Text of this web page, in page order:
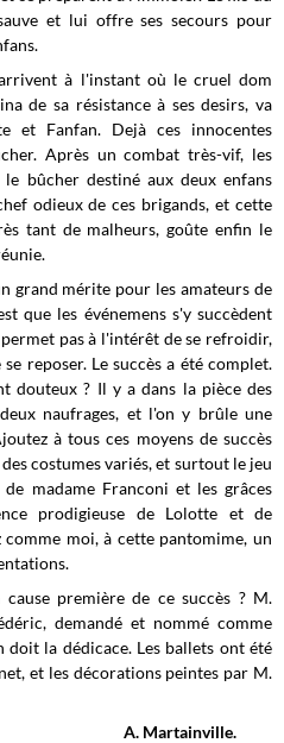
et lui offre ses secours pour
arrivent à l'instant où le cruel dom
de sa résistance à ses desirs, va
et Fanfan. Dejà ces innocentes
Après un combat très-vif, les
bûcher destiné aux deux enfans
odieux de ces brigands, et cette
tant de malheurs, goûte enfin le
grand mérite pour les amateurs de
que les événemens s'y succèdent
pas à l'intérêt de se refroidir,
reposer. Le succès a été complet.
douteux ? Il y a dans la pièce des
naufrages, et l'on y brûle une
à tous ces moyens de succès
costumes variés, et surtout le jeu
madame Franconi et les grâces
prodigieuse de Lolotte et de
moi, à cette pantomime, un
première de ce succès ? M.
demandé et nommé comme
doit la dédicace. Les ballets ont été
et les décorations peintes par M.
A. Martainville.